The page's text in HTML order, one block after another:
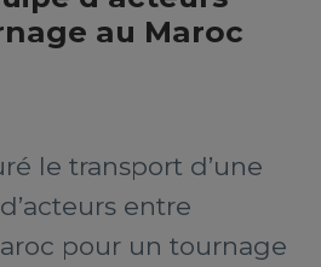
au Maroc
le transport d’une
entre
pour un tournage